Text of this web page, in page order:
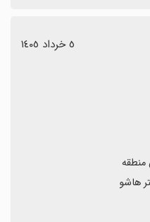
٥ خرداد ١٤٠٥